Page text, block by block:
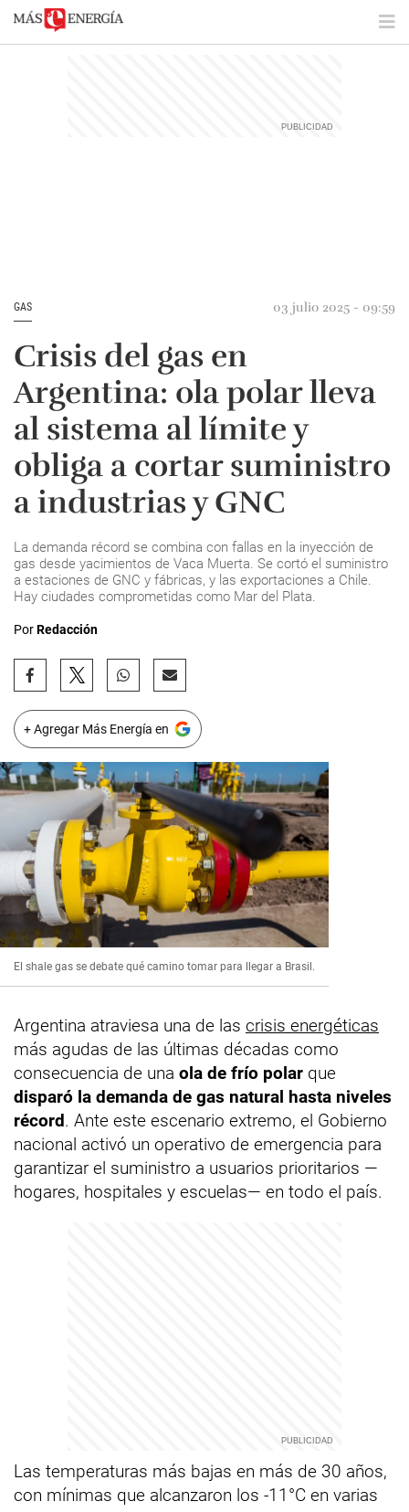
GAS 03 julio 2025 - 09:59
Crisis del gas en
Argentina: ola polar lleva
al sistema al límite y
obliga a cortar suministro
a industrias y GNC
La demanda récord se combina con fallas en la inyección de
gas desde yacimientos de Vaca Muerta. Se cortó el suministro
a estaciones de GNC y fábricas, y las exportaciones a Chile.
Hay ciudades comprometidas como Mar del Plata.
PorRedacción
+ Agregar Más Energía en
El shale gas se debate qué camino tomar para llegar a Brasil.
Argentina atraviesa una de las crisis energéticas
más agudas de las últimas décadas como
consecuencia de una ola de frío polar que
disparó la demanda de gas natural hasta niveles
récord. Ante este escenario extremo, el Gobierno
nacional activó un operativo de emergencia para
garantizar el suministro a usuarios prioritarios —
hogares, hospitales y escuelas— en todo el país.
Las temperaturas más bajas en más de 30 años,
con mínimas que alcanzaron los -11°C en varias